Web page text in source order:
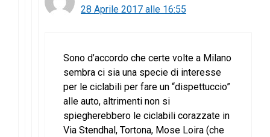
28 Aprile 2017 alle 16:55
Sono d’accordo che certe volte a Milano
sembra ci sia una specie di interesse
per le ciclabili per fare un “dispettuccio”
alle auto, altrimenti non si
spiegherebbero le ciclabili corazzate in
Via Stendhal, Tortona, Mose Loira (che